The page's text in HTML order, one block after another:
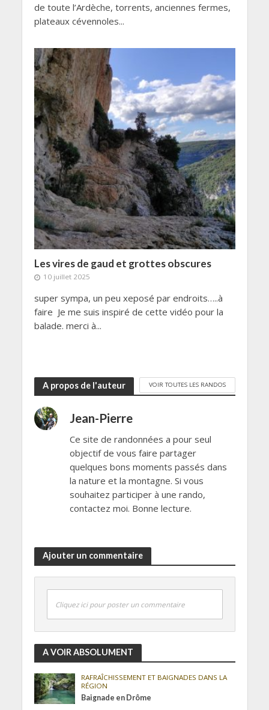
de toute l’Ardèche, torrents, anciennes fermes,
plateaux cévennoles...
Les vires de gaud et grottes obscures
10 juillet 2025
super sympa, un peu xeposé par endroits…..à
faire Je me suis inspiré de cette vidéo pour la
balade. merci à...
A propos de l'auteur VOIR TOUTES LES RANDOS
Jean-Pierre
Ce site de randonnées a pour seul
objectif de vous faire partager
quelques bons moments passés dans
la nature et la montagne. Si vous
souhaitez participer à une rando,
contactez moi. Bonne lecture.
Ajouter un commentaire
Cliquez ici pour poster un commentaire
A VOIR ABSOLUMENT
RAFRAÎCHISSEMENT ET BAIGNADES DANS LA
RÉGION
Baignade en Drôme